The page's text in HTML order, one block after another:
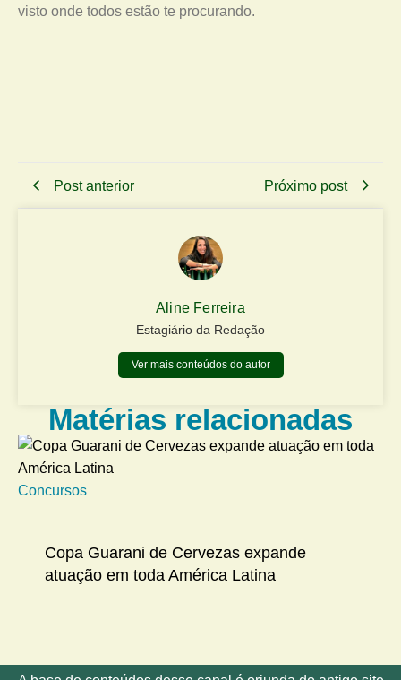
visto onde todos estão te procurando.
Post anterior Próximo post
Aline Ferreira
Estagiário da Redação
Ver mais conteúdos do autor
Matérias relacionadas
Concursos
Copa Guarani de Cervezas expande
atuação em toda América Latina